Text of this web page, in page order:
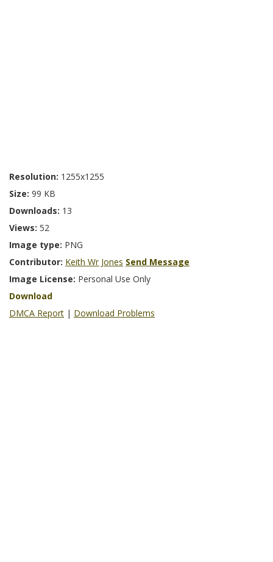
Resolution: 1255x1255
Size: 99 KB
Downloads: 13
Views: 52
Image type: PNG
Contributor: Keith Wr Jones Send Message
Image License: Personal Use Only
Download
DMCA Report | Download Problems